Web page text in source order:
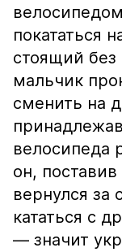
покататься
стоящий
мальчик
сменить на
велосипеда
он,
вернулся
кататься с
— значит